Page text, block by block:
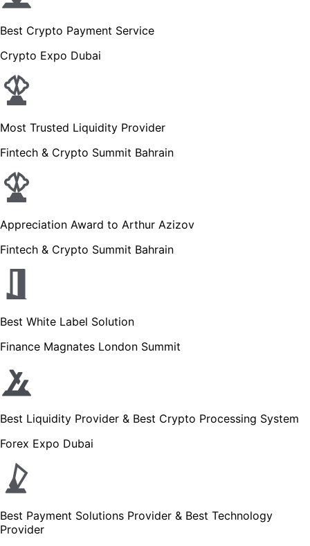
Best Crypto Payment Service
Crypto Expo Dubai
Most Trusted Liquidity Provider
Fintech & Crypto Summit Bahrain
Appreciation Award to Arthur Azizov
Fintech & Crypto Summit Bahrain
Best White Label Solution
Finance Magnates London Summit
Best Liquidity Provider & Best Crypto Processing System
Forex Expo Dubai
Best Payment Solutions Provider & Best Technology
Provider